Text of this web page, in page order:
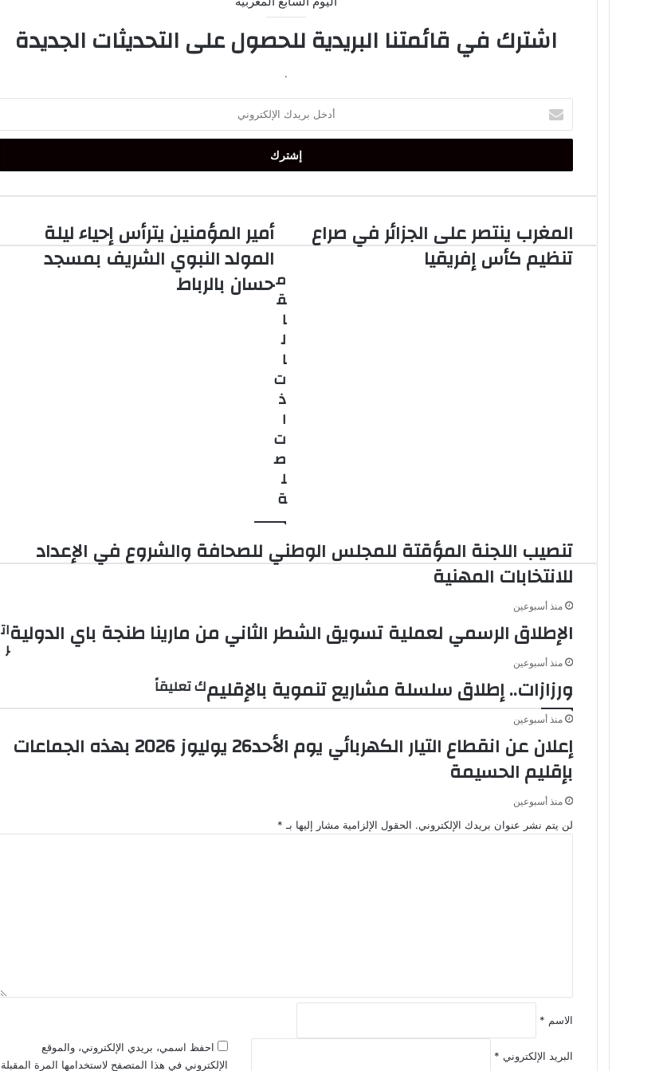
اشترك في قائمتنا البريدية للحصول على التحديثات الجديدة
.
بريدك
الإلكتروني
المغرب
ينتصر
على
المغرب ينتصر على الجزائر في صراع
تنظيم كأس إفريقيا
أمير
المؤمنين
يترأس
إحياء
حسان
أمير المؤمنين يترأس إحياء ليلة
المولد النبوي الشريف بمسجد
حسان بالرباطم
ق
ا
ل
ا
ت
ذ
ا
ت
ص
ل
ة
تنصيب اللجنة المؤقتة للمجلس الوطني للصحافة والشروع في الإعداد
للانتخابات المهنية
منذ أسبوعين
الإطلاق الرسمي لعملية تسويق الشطر الثاني من مارينا طنجة باي الدولية
منذ أسبوعين
ورزازات.. إطلاق سلسلة مشاريع تنموية بالإقليم
منذ أسبوعين
إعلان عن انقطاع التيار الكهربائي يوم الأحد26 يوليوز 2026 بهذه الجماعات
بإقليم الحسيمة
منذ أسبوعين
ات
ر
ك تعليقاً
لن يتم نشر عنوان بريدك الإلكتروني. الحقول الإلزامية مشار إليها بـ *
الاسم *
البريد الإلكتروني *
احفظ اسمي، بريدي الإلكتروني، والموقع
الإلكتروني في هذا المتصفح لاستخدامها المرة المقبلة